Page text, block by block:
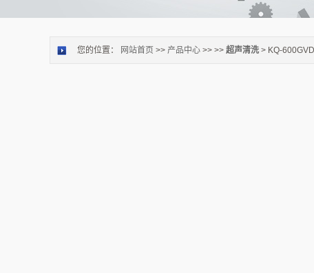
您的位置： 网站首页 >> 产品中心 >> >> 超声清洗 > KQ-